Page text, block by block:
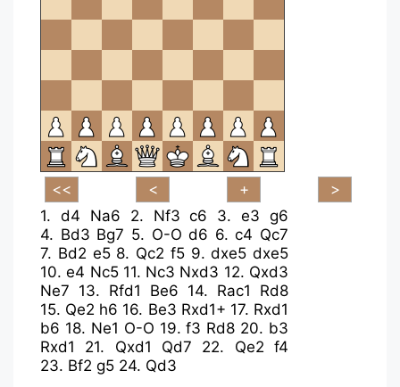
1. d4 Na6 2. Nf3 c6 3.e3 g6
4. Bd3 Bg7 5. O-O d6 6.c4 Qc7
7. Bd2 e5 8. Qc2 f5 9.dxe5 dxe5
10.e4 Nc5 11. Nc3 Nxd3 12. Qxd3
Ne7 13. Rfd1 Be6 14. Rac1
Rd8
15. Qe2 h6 16. Be3 Rxd1+ 17. Rxd1
b6 18. Ne1 O-O 19.f3 Rd8 20. b3
Rxd1
21. Qxd1 Qd7 22. Qe2
f4
23. Bf2 g5 24. Qd3